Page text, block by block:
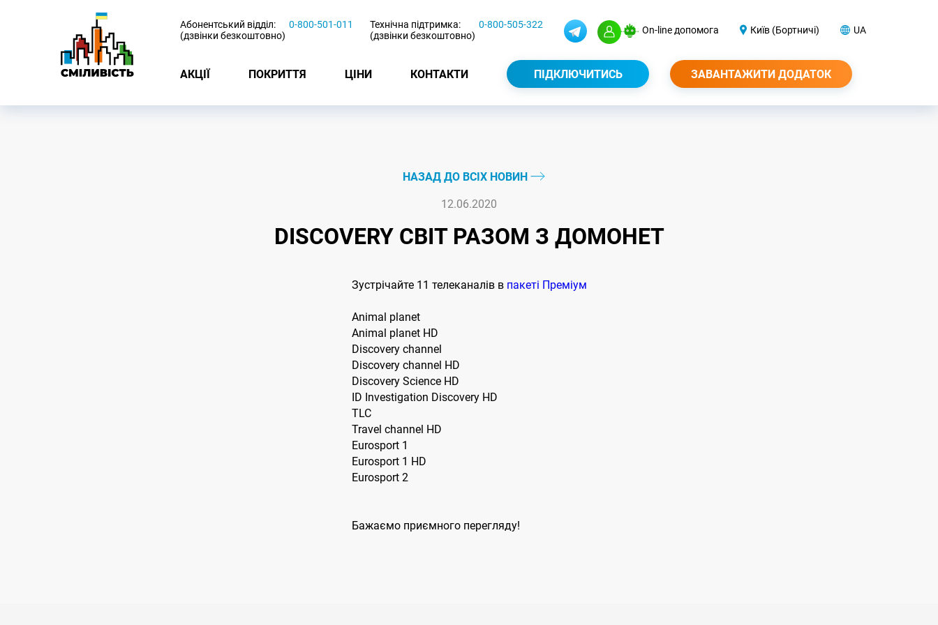
Абонентський відділ:
(дзвінки безкоштовно)
0-800-501-011
Технічна підтримка:
(дзвінки безкоштовно)
0-800-505-322 On-line допомога Київ (Бортничі) UA
АКЦІЇ ПОКРИТТЯ ЦІНИ КОНТАКТИ ПІДКЛЮЧИТИСЬ ЗАВАНТАЖИТИ ДОДАТОК
НАЗАД ДО ВСІХ НОВИН
12.06.2020
DISCOVERY СВІТ РАЗОМ З ДОМОНЕТ
Зустрічайте 11 телеканалів в пакеті Преміум
Animal planet
Animal planet HD
Discovery channel
Discovery channel HD
Discovery Science HD
ID Investigation Discovery HD
TLC
Travel channel HD
Eurosport 1
Eurosport 1 HD
Eurosport 2
Бажаємо приємного перегляду!